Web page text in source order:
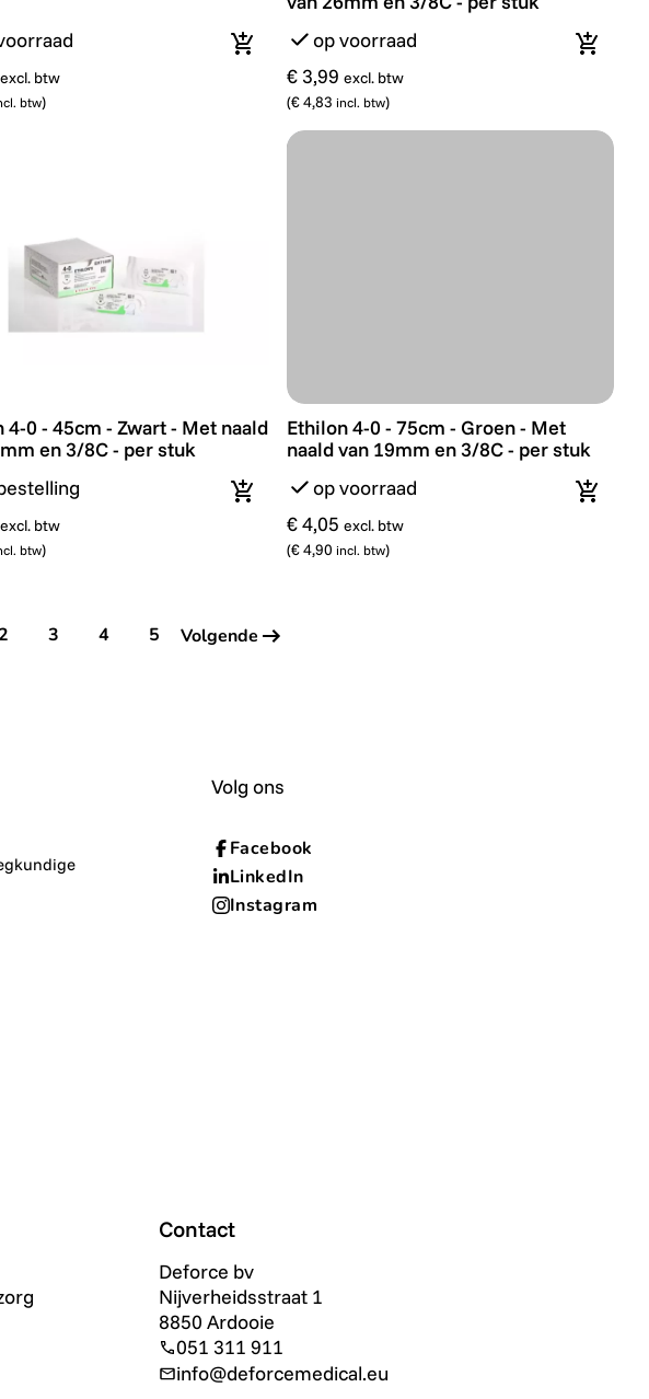
excl. btw
btw)
In winkelmandje
op voorraad
€ 3,99 excl. btw
(€ 4,83 incl. btw)
In
en 3/8C - per stuk
4-0 - 45cm - Zwart - Met naald van 19mm en 3/8C - per stuk
4-0 - 45cm - Zwart - Met naald
en 3/8C - per stuk
excl. btw
btw)
In winkelmandje
Ethilon 4-0 - 75cm - Groen - Met naald
Ethilon 4-0 - 75cm - Groen - Met
naald van 19mm en 3/8C - per stuk
op voorraad
€ 4,05 excl. btw
(€ 4,90 incl. btw)
In
2 3 4 5 Volgende
Volg ons
Facebook
LinkedIn
Instagram
Contact
Deforce bv
Nijverheidsstraat 1
8850 Ardooie
051 311 911
info@deforcemedical.eu